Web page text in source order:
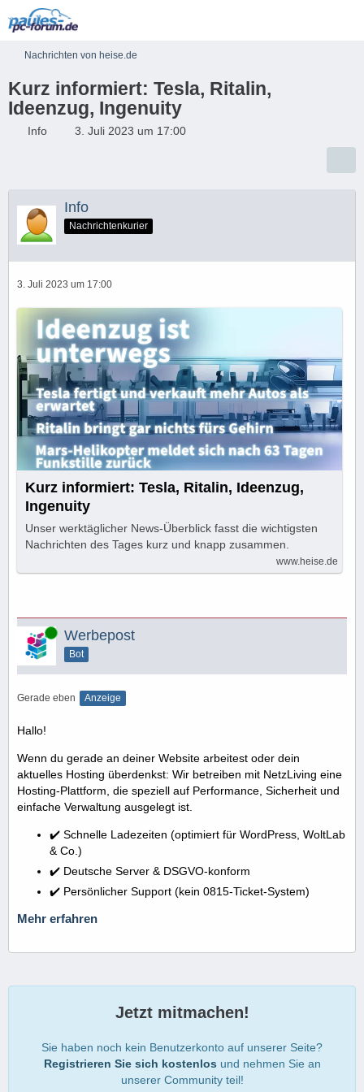
Nachrichten von heise.de
Kurz informiert: Tesla, Ritalin,
Ideenzug, Ingenuity
Info 3. Juli 2023 um 17:00
Info
Nachrichtenkurier
3. Juli 2023 um 17:00
Kurz informiert: Tesla, Ritalin, Ideenzug,
Ingenuity
Unser werktäglicher News-Überblick fasst die wichtigsten
Nachrichten des Tages kurz und knapp zusammen.
www.heise.de
Online Werbepost
Bot
Gerade eben Anzeige
Hallo!
Wenn du gerade an deiner Website arbeitest oder dein
aktuelles Hosting überdenkst: Wir betreiben mit NetzLiving eine
Hosting-Plattform, die speziell auf Performance, Sicherheit und
einfache Verwaltung ausgelegt ist.
✔️ Schnelle Ladezeiten (optimiert für WordPress, WoltLab
& Co.)
✔️ Deutsche Server & DSGVO-konform
✔️ Persönlicher Support (kein 0815-Ticket-System)
Mehr erfahren
Jetzt mitmachen!
Sie haben noch kein Benutzerkonto auf unserer Seite?
Registrieren Sie sich kostenlos und nehmen Sie an
unserer Community teil!